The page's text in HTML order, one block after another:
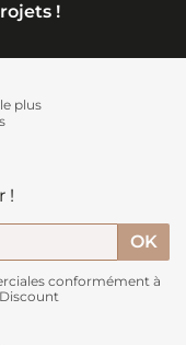
!
plus
!
conformément à